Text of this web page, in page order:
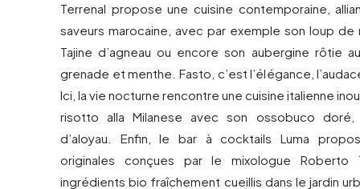
Terrenal propose une cuisine contemporaine,
saveurs marocaine, avec par exemple son loup de
Tajine d’agneau ou encore son aubergine rôtie
grenade et menthe. Fasto, c’est l’élégance,
Ici, la vie nocturne rencontre une cuisine italienne
risotto alla Milanese avec son ossobuco
d’aloyau. Enfin, le bar à cocktails Luma
originales conçues par le mixologue Roberto
ingrédients bio fraîchement cueillis dans le jardin